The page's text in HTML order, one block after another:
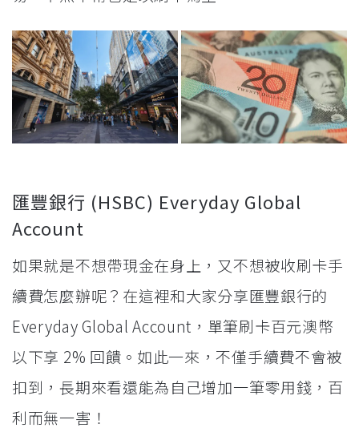
匯豐銀行 (HSBC) Everyday Global
Account
如果就是不想帶現金在身上，又不想被收刷卡手
續費怎麼辦呢？在這裡和大家分享匯豐銀行的
Everyday Global Account，單筆刷卡百元澳幣
以下享 2% 回饋。如此一來，不僅手續費不會被
扣到，長期來看還能為自己增加一筆零用錢，百
利而無一害！